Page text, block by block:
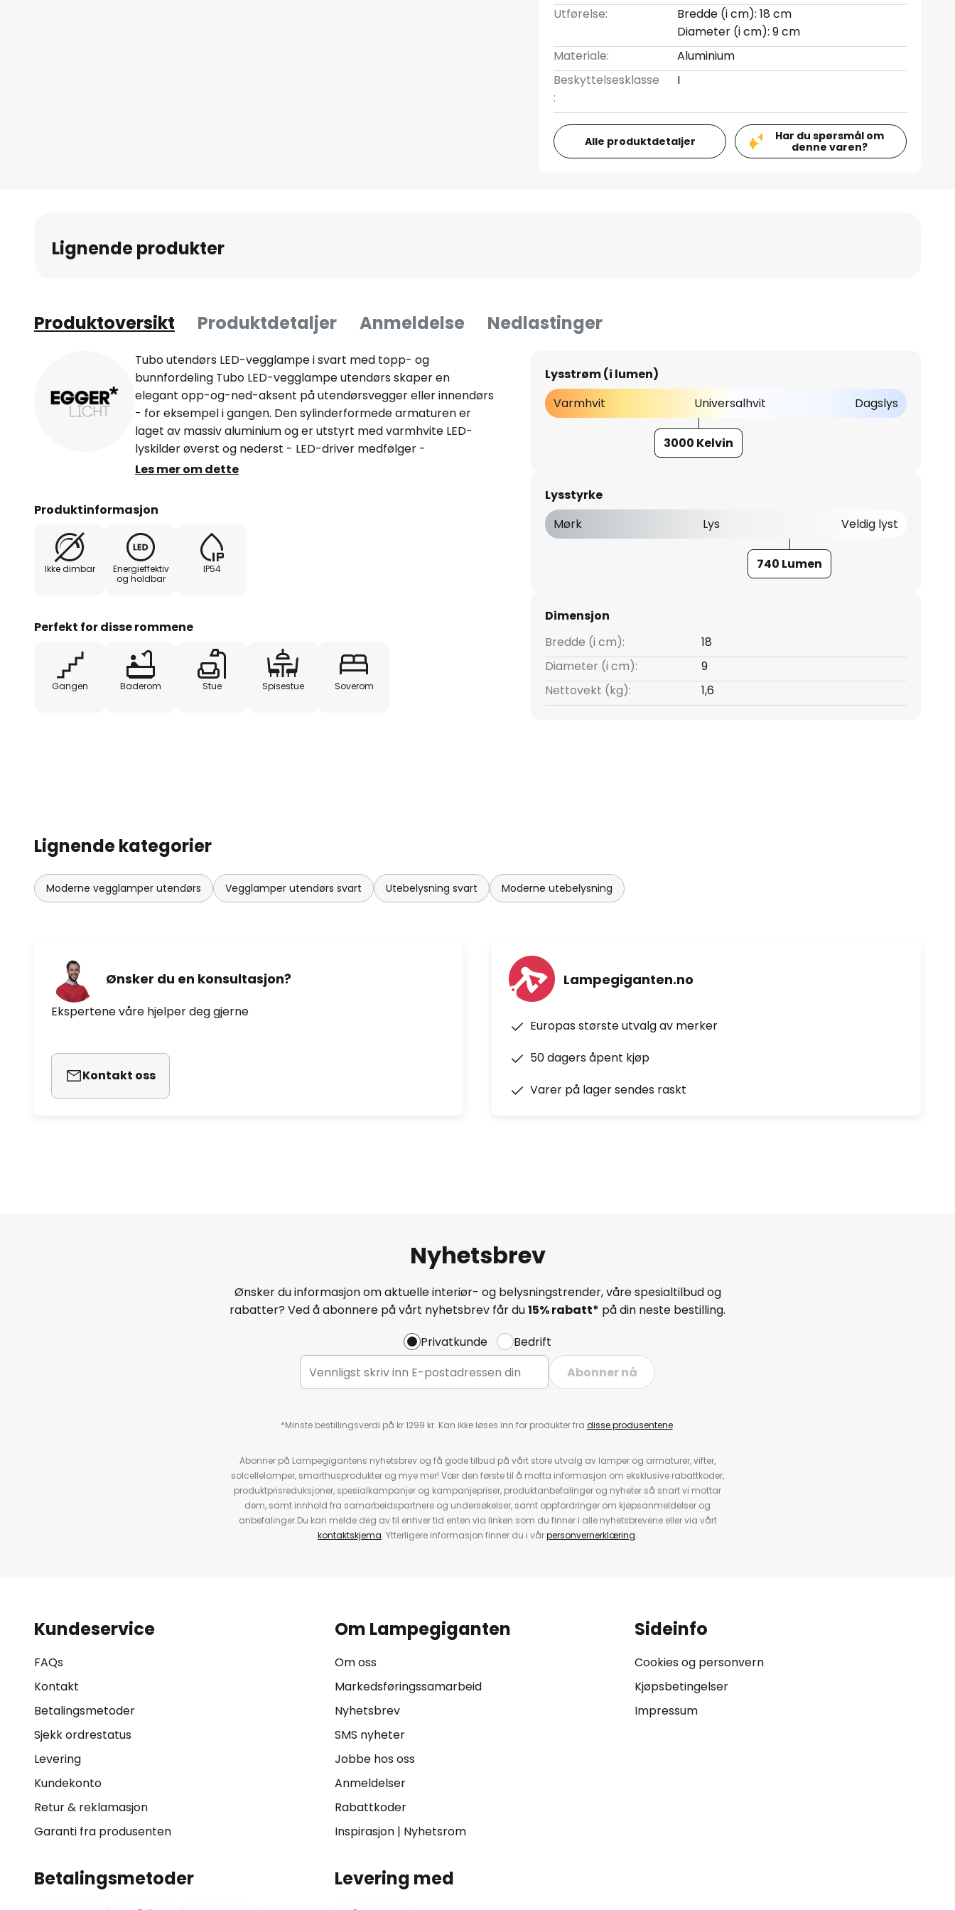
Utførelse:
Bredde (i cm): 18 cm
Diameter (i cm): 9 cm
Materiale:
Aluminium
Beskyttelsesklasse
:
I
Alle produktdetaljer
Har du spørsmål om
denne varen?
Lignende produkter
Produktoversikt Produktdetaljer Anmeldelse Nedlastinger
Tubo utendørs LED-vegglampe i svart med topp- og
bunnfordeling Tubo LED-vegglampe utendørs skaper en
elegant opp-og-ned-aksent på utendørsvegger eller innendørs
- for eksempel i gangen. Den sylinderformede armaturen er
laget av massiv aluminium og er utstyrt med varmhvite LED-
lyskilder øverst og nederst - LED-driver medfølger -
kapslingsgrad IP54
Les mer om dette
Produktinformasjon
Ikke dimbar
Energieffektiv
og holdbar
IP54
Perfekt for disse rommene
Gangen Baderom Stue Spisestue Soverom
Lysstrøm (i lumen)
Varmhvit
Universalhvit Dagslys
3000 Kelvin
Lysstyrke
Mørk
Lys Veldig lyst
740 Lumen
Dimensjon
Bredde (i cm):
18
Diameter (i cm):
9
Nettovekt (kg):
1,6
Lignende kategorier
Moderne vegglamper utendørs Vegglamper utendørs svart Utebelysning svart Moderne utebelysning
Ønsker du en konsultasjon?
Ekspertene våre hjelper deg gjerne
Kontakt oss
Lampegiganten.no
Europas største utvalg av merker
50 dagers åpent kjøp
Varer på lager sendes raskt
Nyhetsbrev
Ønsker du informasjon om aktuelle interiør- og belysningstrender, våre spesialtilbud og
rabatter? Ved å abonnere på vårt nyhetsbrev får du15% rabatt* på din neste bestilling.
Privatkunde
Bedrift
Abonner nå
*Minste bestillingsverdi på kr 1299 kr. Kan ikke løses inn for produkter fra disse produsentene.
Abonner på Lampegigantens nyhetsbrev og få gode tilbud på vårt store utvalg av lamper og armaturer, vifter,
solcellelamper, smarthusprodukter og mye mer! Vær den første til å motta informasjon om eksklusive rabattkoder,
produktprisreduksjoner, spesialkampanjer og kampanjepriser, produktanbefalinger og nyheter så snart vi mottar
dem, samt innhold fra samarbeidspartnere og undersøkelser, samt oppfordringer om kjøpsanmeldelser og
anbefalinger.Du kan melde deg av til enhver tid enten via linken som du finner i alle nyhetsbrevene eller via vårt
kontaktskjema. Ytterligere informasjon finner du i vårpersonvernerklæring.
Kundeservice
FAQs
Kontakt
Betalingsmetoder
Sjekk ordrestatus
Levering
Kundekonto
Retur & reklamasjon
Garanti fra produsenten
Om Lampegiganten
Om oss
Markedsføringssamarbeid
Nyhetsbrev
SMS nyheter
Jobbe hos oss
Anmeldelser
Rabattkoder
Inspirasjon| Nyhetsrom
Sideinfo
Cookies og personvern
Kjøpsbetingelser
Impressum
Betalingsmetoder Levering med